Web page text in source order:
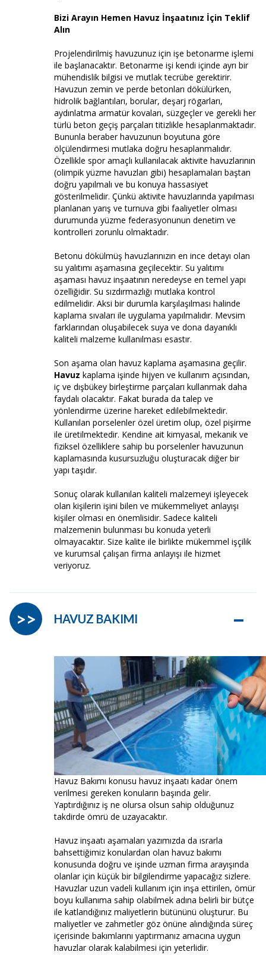
Bizi Arayın Hemen Havuz İnşaatınız İçin Teklif
Alın
Projelendirilmiş havuzunuz için işe betonarme işlemi
ile başlanacaktır. Betonarme işi kendi içinde ayrı bir
mühendislik bilgisi ve mutlak tecrübe gerektirir.
Havuzun zemin ve perde betonları dökülürken,
hidrolik bağlantıları, borular, deşarj rögarları,
aydınlatma armatür kovaları, süzgeçler ve gerekli her
türlü beton geçiş parçaları titizlikle hesaplanmaktadır.
Bununla beraber havuzunun boyutuna göre
ölçülendirmesi mutlaka doğru hesaplanmalıdır.
Özellikle spor amaçlı kullanılacak aktivite havuzlarının
(olimpik yüzme havuzları gibi) hesaplamaları baştan
doğru yapılmalı ve bu konuya hassasiyet
gösterilmelidir. Çünkü aktivite havuzlarında yapılması
planlanan yarış ve turnuva gibi faaliyetler olması
durumunda yüzme federasyonunun denetim ve
kontrolleri zorunlu olmaktadır.
Betonu dökülmüş havuzlarınızın en ince detayı olan
su yalıtımı aşamasına geçilecektir. Su yalıtımı
aşaması havuz inşaatının neredeyse en temel yapı
özelliğidir. Su sızdırmazlığı mutlaka kontrol
edilmelidir. Aksi bir durumla karşılaşılması halinde
kaplama sıvaları ile uygulama yapılmalıdır. Mevsim
farklarından oluşabilecek suya ve dona dayanıklı
kaliteli malzeme kullanılması esastır.
Son aşama olan havuz kaplama aşamasına geçilir.
Havuz kaplama işinde hijyen ve kullanım açısından,
iç ve dışbükey birleştirme parçaları kullanmak daha
faydalı olacaktır. Fakat burada da talep ve
yönlendirme üzerine hareket edilebilmektedir.
Kullanılan porselenler özel üretim olup, özel pişirme
ile üretilmektedir. Kendine ait kimyasal, mekanik ve
fiziksel özelliklere sahip bu porselenler havuzunun
kaplamasında kusursuzluğu oluşturacak diğer bir
yapı taşıdır.
Sonuç olarak kullanılan kaliteli malzemeyi işleyecek
olan kişilerin işini bilen ve mükemmeliyet anlayışı
kişiler olması en önemlisidir. Sadece kaliteli
malzemenin bulunması bu konuda yeterli
olmayacaktır. Size kalite ile birlikte mükemmel işçilik
ve kurumsal çalışan firma anlayışı ile hizmet
veriyoruz.
HAVUZ BAKIMI –
>>
Havuz Bakımı konusu havuz inşaatı kadar önem
verilmesi gereken konuların başında gelir.
Yaptırdığınız iş ne olursa olsun sahip olduğunuz
takdirde ömrü de uzayacaktır.
Havuz inşaatı aşamaları yazımızda da ısrarla
bahsettiğimiz konulardan olan havuz bakımı
konusunda doğru ve işinde uzman firma arayışında
olanlar için küçük bir bilgilendirme yapacağız sizlere.
Havuzlar uzun vadeli kullanım için inşa ettirilen, ömür
boyu kullanıma sahip olabilmek adına belirli bir bütçe
ile katlandığınız maliyetlerin bütününü oluşturur. Bu
maliyetler ve zahmetler göz önüne alındığında süreç
içerisinde bakımlarını yaptırmanız amacına uygun
havuzlar olarak kalabilmesi için yeterlidir.